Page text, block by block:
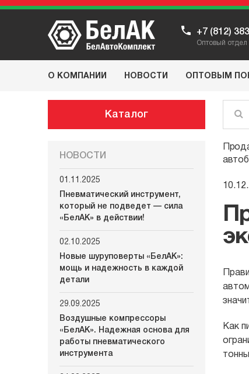
+7 (812)
Оптовый отдел
О КОМПАНИИ НОВОСТИ ОПТОВЫМ
Каталог
НОВОСТИ
01.11.2025
Пневматический инструмент,
который не подведет — сила
«БелАК» в действии!
02.10.2025
Новые шуруповерты «БелАК»:
мощь и надежность в каждой
детали
29.09.2025
Воздушные компрессоры
«БелАК». Надежная основа для
работы пневматического
инструмента
Как